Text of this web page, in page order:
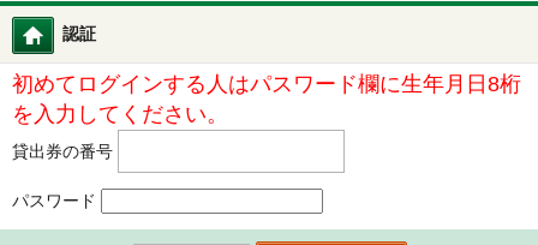
認証
図書館ホーム
初めてログインする人はパスワード欄に生年月日8桁
を入力してください。
貸出券の番号
パスワード